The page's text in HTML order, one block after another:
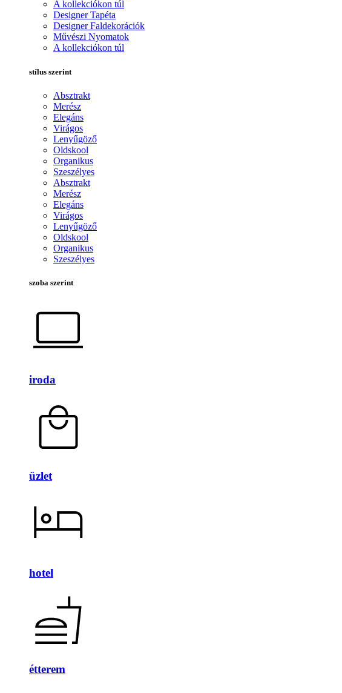
A kollekciókon túl
Designer Tapéta
Designer Faldekorációk
Művészi Nyomatok
A kollekciókon túl
stílus szerint
Absztrakt
Merész
Elegáns
Virágos
Lenyűgöző
Oldskool
Organikus
Szeszélyes
Absztrakt
Merész
Elegáns
Virágos
Lenyűgöző
Oldskool
Organikus
Szeszélyes
szoba szerint
iroda
üzlet
hotel
étterem